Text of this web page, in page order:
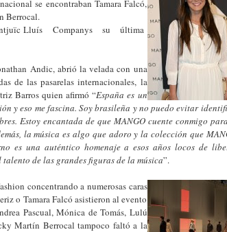
se encontraban Tamara Falcó,
Berrocal.
Lluís Companys su última
Andic, abrió la velada con una
de las pasarelas internacionales, la
Barros quien afirmó “España es un
y eso me fascina. Soy brasileña y no puedo evitar
Estoy encantada de que MANGO cuente conmigo
la música es algo que adoro y la colección que
es una auténtico homenaje a esos años locos de
de las grandes figuras de la música”.
concentrando a numerosas caras
o Tamara Falcó asistieron al evento
Pascual, Mónica de Tomás, Lulú
Martín Berrocal tampoco faltó a la